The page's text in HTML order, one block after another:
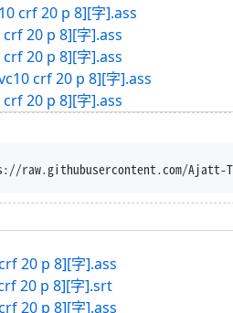
crf 20 p 8][字].ass
crf 20 p 8][字].ass
crf 20 p 8][字].ass
crf 20 p 8][字].ass
crf 20 p 8][字].ass
Tools/kitsunekko-mirror/refs/heads/
20 p 8][字].ass
20 p 8][字].srt
20 p 8][字].ass